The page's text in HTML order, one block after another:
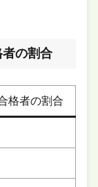
の割合
格者の割合